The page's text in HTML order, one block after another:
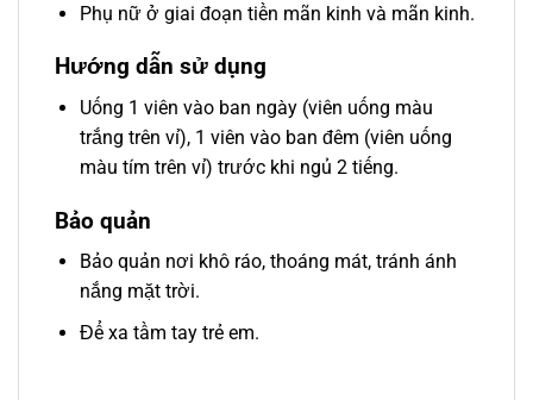
Phụ nữ ở giai đoạn tiền mãn kinh và mãn kinh.
Hướng dẫn sử dụng
Uống 1 viên vào ban ngày (viên uống màu
trắng trên vỉ), 1 viên vào ban đêm (viên uống
màu tím trên vỉ) trước khi ngủ 2 tiếng.
Bảo quản
Bảo quản nơi khô ráo, thoáng mát, tránh ánh
nắng mặt trời.
Để xa tầm tay trẻ em.